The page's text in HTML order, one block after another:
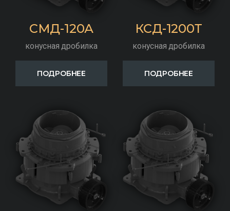
СМД-120А
конусная дробилка
ПОДРОБНЕЕ
КСД-1200Т
конусная дробилка
ПОДРОБНЕЕ